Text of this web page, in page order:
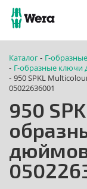
Каталог - Г-
- Г-образные ключи
- 950 SPKL
05022636001
950